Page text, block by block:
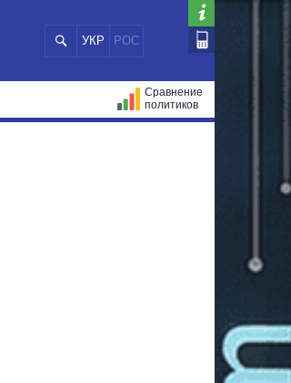
УКР РОС
Сравнение
политиков